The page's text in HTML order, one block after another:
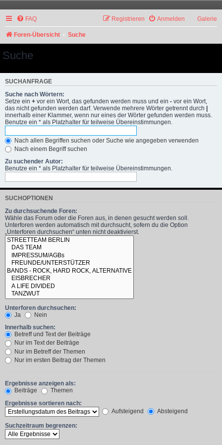
Galerie
FAQ Anmelden
Registrieren
Foren-Übersicht Suche
Suche
SUCHANFRAGE
Suche nach Wörtern:
Setze ein + vor ein Wort, das gefunden werden muss und ein - vor ein Wort,
das nicht gefunden werden darf. Verwende mehrere Wörter getrennt durch |
innerhalb einer Klammer, wenn nur eines der Wörter gefunden werden muss.
Benutze ein * als Platzhalter für teilweise Übereinstimmungen.
Nach allen Begriffen suchen oder Suche wie angegeben verwenden
Nach einem Begriff suchen
Zu suchender Autor:
Benutze ein * als Platzhalter für teilweise Übereinstimmungen.
SUCHOPTIONEN
Zu durchsuchende Foren:
Wähle das Forum oder die Foren aus, in denen gesucht werden soll.
Unterforen werden automatisch mit durchsucht, sofern du die Option
„Unterforen durchsuchen“ unten nicht deaktivierst.
Unterforen durchsuchen:
Ja
Nein
Innerhalb suchen:
Betreff und Text der Beiträge
Nur im Text der Beiträge
Nur im Betreff der Themen
Nur im ersten Beitrag der Themen
Ergebnisse anzeigen als:
Beiträge
Themen
Ergebnisse sortieren nach:
Aufsteigend
Absteigend
Suchzeitraum begrenzen: